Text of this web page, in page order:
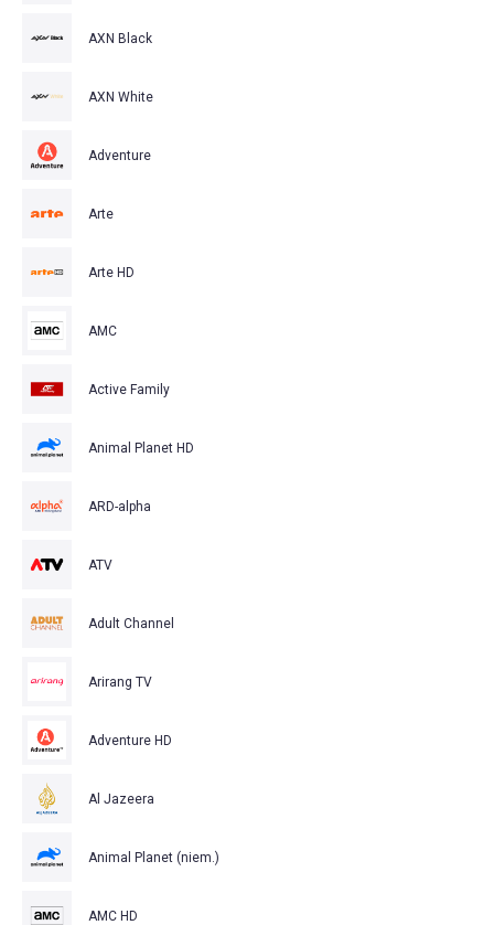
AXN Black
AXN White
Adventure
Arte
Arte HD
AMC
Active Family
Animal Planet HD
ARD-alpha
ATV
Adult Channel
Arirang TV
Adventure HD
Al Jazeera
Animal Planet (niem.)
AMC HD